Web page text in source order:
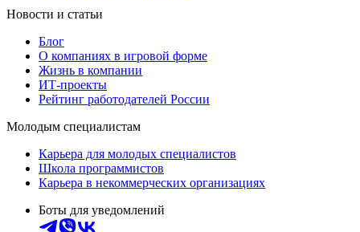
Новости и статьи
Блог
О компаниях в игровой форме
Жизнь в компании
ИТ-проекты
Рейтинг работодателей России
Молодым специалистам
Карьера для молодых специалистов
Школа программистов
Карьера в некоммерческих организациях
Боты для уведомлений